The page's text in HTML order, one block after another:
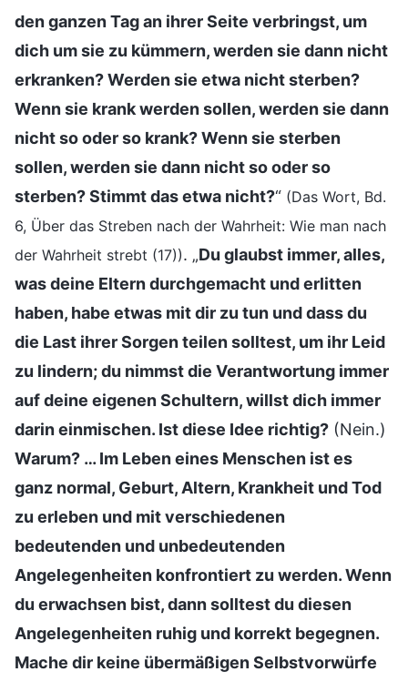
den ganzen Tag an ihrer Seite verbringst, um
dich um sie zu kümmern, werden sie dann nicht
erkranken? Werden sie etwa nicht sterben?
Wenn sie krank werden sollen, werden sie dann
nicht so oder so krank? Wenn sie sterben
sollen, werden sie dann nicht so oder so
sterben? Stimmt das etwa nicht?“ (Das Wort, Bd.
6, Über das Streben nach der Wahrheit: Wie man nach
der Wahrheit strebt (17)). „Du glaubst immer, alles,
was deine Eltern durchgemacht und erlitten
haben, habe etwas mit dir zu tun und dass du
die Last ihrer Sorgen teilen solltest, um ihr Leid
zu lindern; du nimmst die Verantwortung immer
auf deine eigenen Schultern, willst dich immer
darin einmischen. Ist diese Idee richtig? (Nein.)
Warum? … Im Leben eines Menschen ist es
ganz normal, Geburt, Altern, Krankheit und Tod
zu erleben und mit verschiedenen
bedeutenden und unbedeutenden
Angelegenheiten konfrontiert zu werden. Wenn
du erwachsen bist, dann solltest du diesen
Angelegenheiten ruhig und korrekt begegnen.
Mache dir keine übermäßigen Selbstvorwürfe